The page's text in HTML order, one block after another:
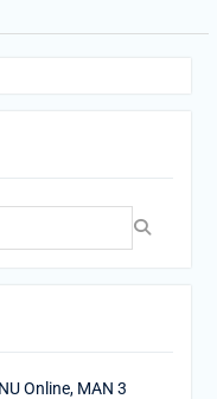
Online, MAN 3